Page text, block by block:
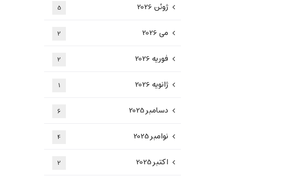
ژوئن 2026 5
می 2026 2
فوریه 2026 2
ژانویه 2026 1
دسامبر 2025 6
نوامبر 2025 4
اکتبر 2025 2